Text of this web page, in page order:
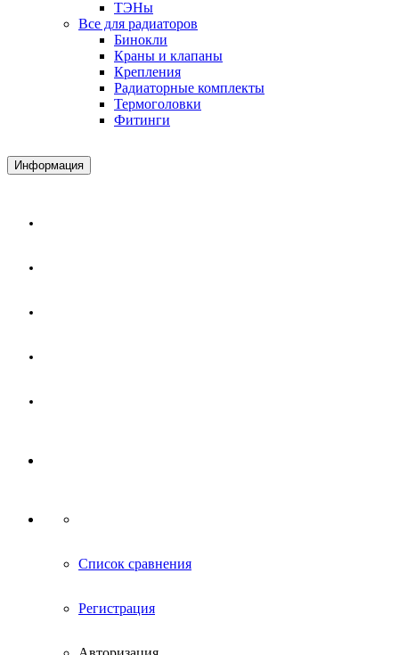
ТЭНы
Все для радиаторов
Бинокли
Краны и клапаны
Крепления
Радиаторные комплекты
Термоголовки
Фитинги
Информация
Список сравнения
Регистрация